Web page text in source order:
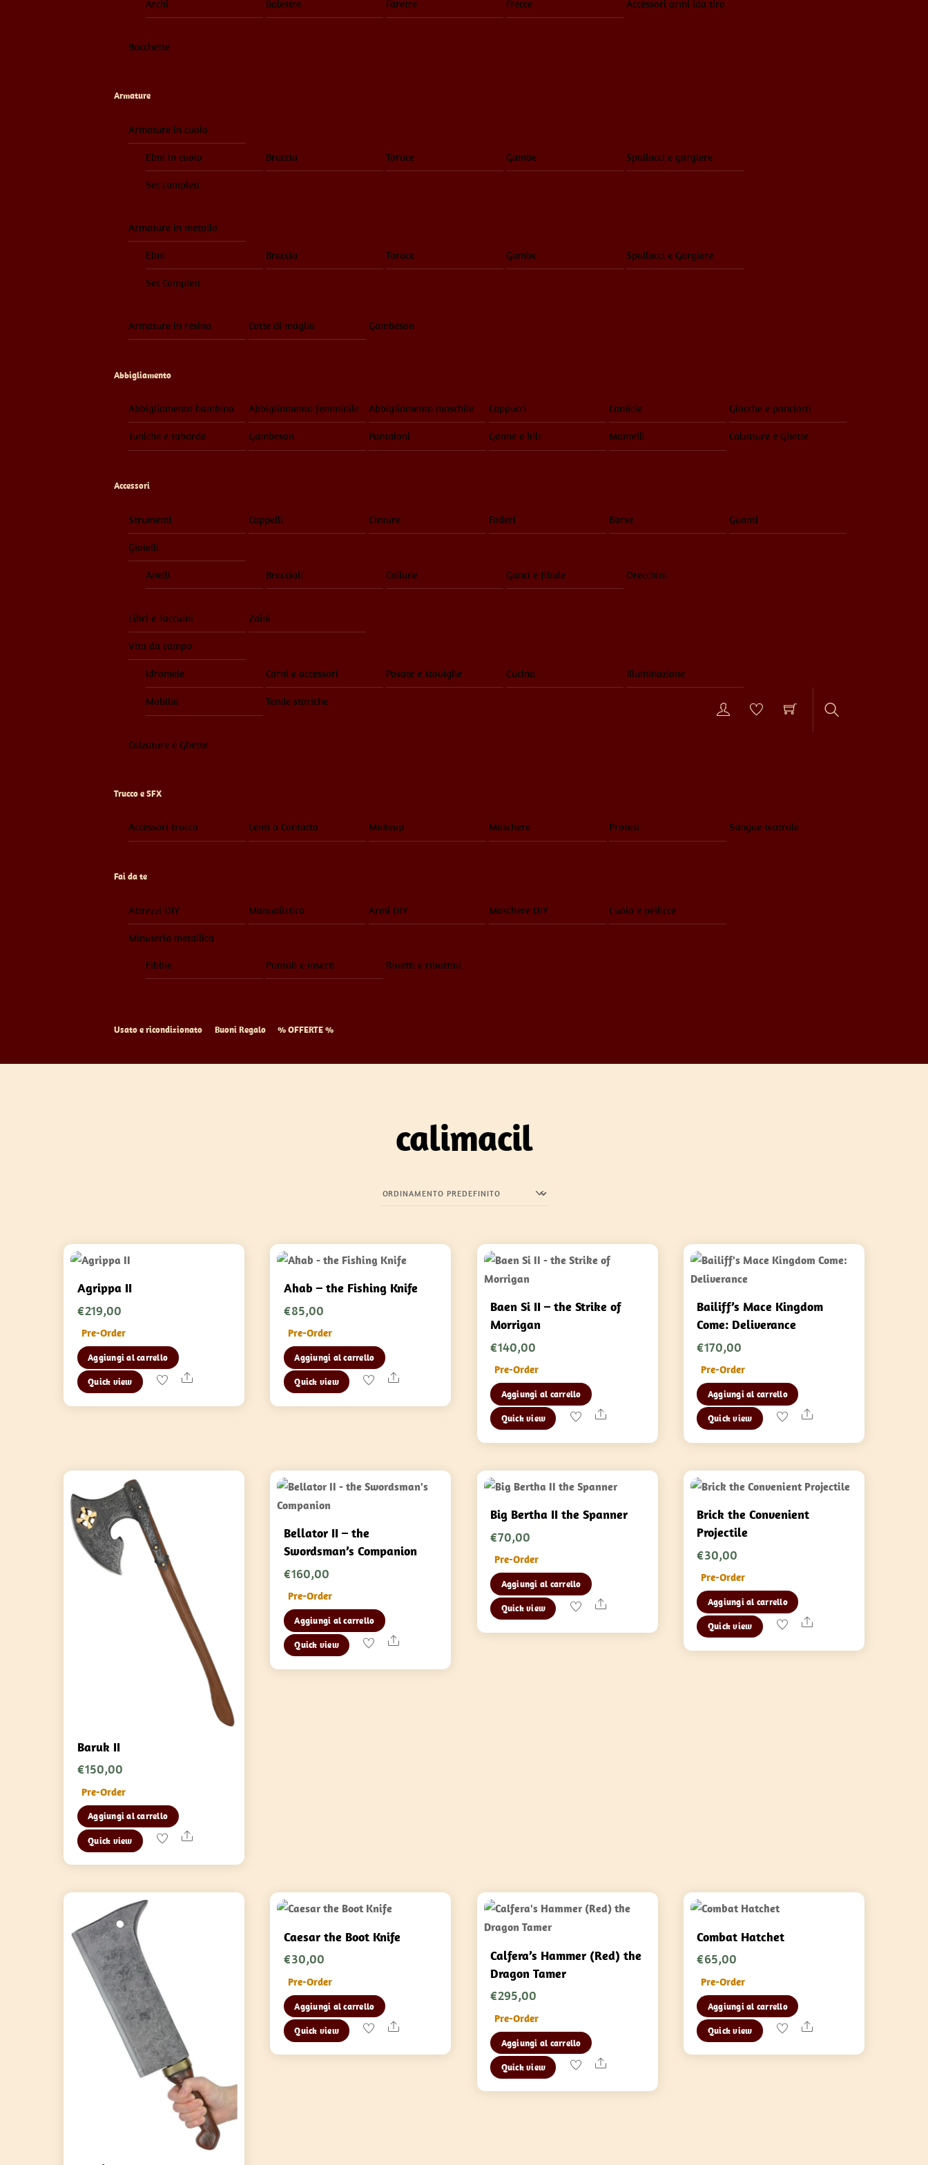
Archi Balestre Faretre Frecce Accessori armi ida tiro
Bacchette
Armature
Armature in cuoio
Elmi in cuoio Braccia Torace Gambe Spallacci e gorgiere
Set completi
Armature in metallo
Elmi Braccia Torace Gambe Spallacci e Gorgiere
Set Completi
Armature in resina Cotte di maglia Gambeson
Abbigliamento
Abbigliamento bambino Abbigliamento femminile Abbigliamento maschile Cappucci Camicie Giacche e panciotti
Tuniche e tabarde Gambeson Pantaloni Gonne e kilt Mantelli Calzature e Ghette
Accessori
Strumenti Cappelli Cinture Foderi Borse Guanti
Gioielli
Anelli Bracciali Collane Ganci e fibule Orecchini
Libri e Taccuini Zaini
Vita da campo
Idromele Corni e accessori Posate e stoviglie Cucina Illuminazione
Mobilio Tende storiche
Calzature e Ghette
Trucco e SFX
Accessori trucco Lenti a Contatto Makeup Maschere Protesi Sangue teatrale
Fai da te
Attrezzi DIY Manualistica Armi DIY Maschere DIY Cuoio e pellicce
Minuteria metallica
Fibbie Puntali e inserti Rivetti e ribattini
Usato e ricondizionato Buoni Regalo % OFFERTE %
calimacil
Agrippa II
€219,00
Pre-Order
Aggiungi al carrello
Quick view Share
Ahab – the Fishing Knife
€85,00
Pre-Order
Aggiungi al carrello
Quick view Share
Baen Si II – the Strike of
Morrigan
€140,00
Pre-Order
Aggiungi al carrello
Quick view Share
Bailiff’s Mace Kingdom
Come: Deliverance
€170,00
Pre-Order
Aggiungi al carrello
Quick view Share
Baruk II
€150,00
Pre-Order
Aggiungi al carrello
Quick view Share
Bellator II – the
Swordsman’s Companion
€160,00
Pre-Order
Aggiungi al carrello
Quick view Share
Big Bertha II the Spanner
€70,00
Pre-Order
Aggiungi al carrello
Quick view Share
Brick the Convenient
Projectile
€30,00
Pre-Order
Aggiungi al carrello
Quick view Share
Caesar the Boot Knife
€30,00
Pre-Order
Aggiungi al carrello
Quick view Share
Calfera’s Hammer (Red) the
Dragon Tamer
€295,00
Pre-Order
Aggiungi al carrello
Quick view Share
Combat Hatchet
€65,00
Pre-Order
Aggiungi al carrello
Quick view Share